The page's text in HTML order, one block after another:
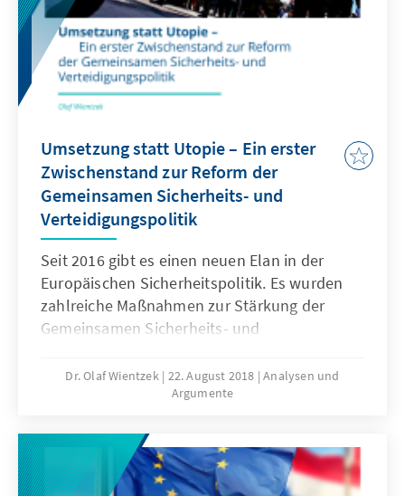
Umsetzung statt Utopie – Ein erster
Zwischenstand zur Reform der
Gemeinsamen Sicherheits- und
Verteidigungspolitik
Seit 2016 gibt es einen neuen Elan in der
Europäischen Sicherheitspolitik. Es wurden
zahlreiche Maßnahmen zur Stärkung der
Gemeinsamen Sicherheits- und
sind die Fortschritte bei der Umsetzung dieser
Vorhaben zu bewerten und welche weiteren
Dr. Olaf Wientzek 22. August 2018 Analysen und
Argumente